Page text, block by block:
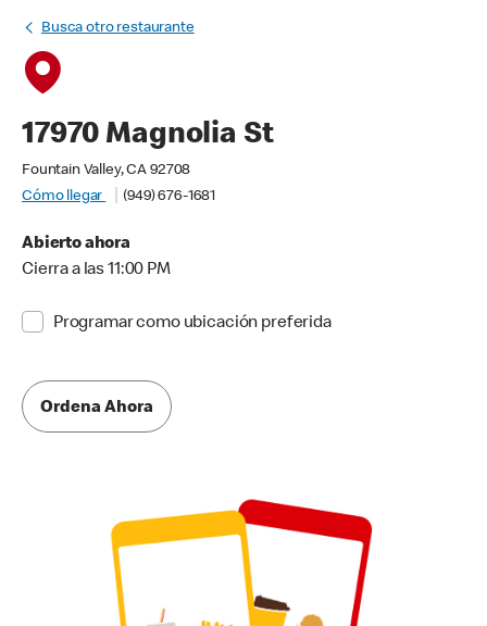
Busca otro restaurante
17970 Magnolia St
Fountain Valley, CA 92708
Cómo llegar
(949) 676-1681
Abierto ahora
Cierra a las 11:00 PM
Programar como ubicación preferida
Ordena Ahora